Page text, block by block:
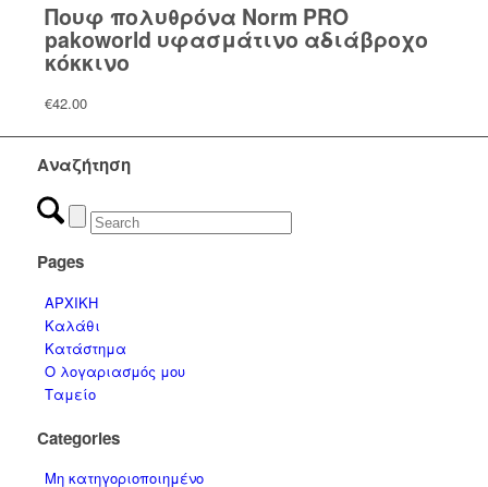
Πουφ πολυθρόνα Norm PRO
pakoworld υφασμάτινο αδιάβροχο
κόκκινο
€42.00
Αναζήτηση
Pages
ΑΡΧΙΚΗ
Καλάθι
Κατάστημα
Ο λογαριασμός μου
Ταμείο
Categories
Μη κατηγοριοποιημένο